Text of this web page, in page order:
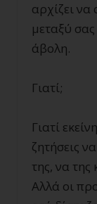
αρχίζει να
μεταξύ
άβολη.
Γιατί;
Γιατί
ζητήσεις
της, να της
Αλλά οι